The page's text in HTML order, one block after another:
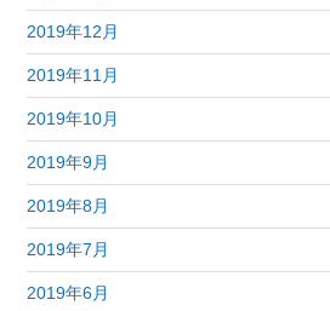
2019年12月
2019年11月
2019年10月
2019年9月
2019年8月
2019年7月
2019年6月